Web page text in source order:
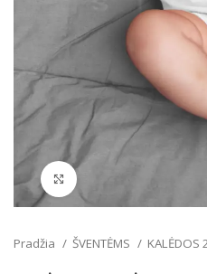
Pradžia ŠVENTĖMS KALĖDOS